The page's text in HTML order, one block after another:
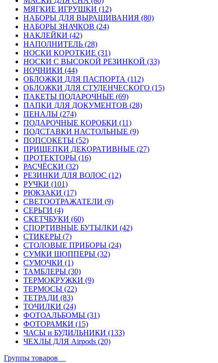
МЯГКИЕ ИГРУШКИ (12)
НАБОРЫ ДЛЯ ВЫРАЩИВАНИЯ (80)
НАБОРЫ ЗНАЧКОВ (24)
НАКЛЕЙКИ (42)
НАПОЛНИТЕЛЬ (28)
НОСКИ КОРОТКИЕ (31)
НОСКИ С ВЫСОКОЙ РЕЗИНКОЙ (33)
НОЧНИКИ (44)
ОБЛОЖКИ ДЛЯ ПАСПОРТА (112)
ОБЛОЖКИ ДЛЯ СТУДЕНЧЕСКОГО (15)
ПАКЕТЫ ПОДАРОЧНЫЕ (69)
ПАПКИ ДЛЯ ДОКУМЕНТОВ (28)
ПЕНАЛЫ (274)
ПОДАРОЧНЫЕ КОРОБКИ (11)
ПОДСТАВКИ НАСТОЛЬНЫЕ (9)
ПОПСОКЕТЫ (52)
ПРИЩЕПКИ ДЕКОРАТИВНЫЕ (27)
ПРОТЕКТОРЫ (16)
РАСЧЁСКИ (32)
РЕЗИНКИ ДЛЯ ВОЛОС (12)
РУЧКИ (101)
РЮКЗАКИ (17)
СВЕТООТРАЖАТЕЛИ (9)
СЕРЬГИ (4)
СКЕТЧБУКИ (60)
СПОРТИВНЫЕ БУТЫЛКИ (42)
СТИКЕРЫ (7)
СТОЛОВЫЕ ПРИБОРЫ (24)
СУМКИ ШОППЕРЫ (32)
СУМОЧКИ (1)
ТАМБЛЕРЫ (30)
ТЕРМОКРУЖКИ (9)
ТЕРМОСЫ (22)
ТЕТРАДИ (83)
ТОЧИЛКИ (24)
ФОТОАЛЬБОМЫ (31)
ФОТОРАМКИ (15)
ЧАСЫ и БУДИЛЬНИКИ (133)
ЧЕХЛЫ ДЛЯ Airpods (20)
Группы товаров